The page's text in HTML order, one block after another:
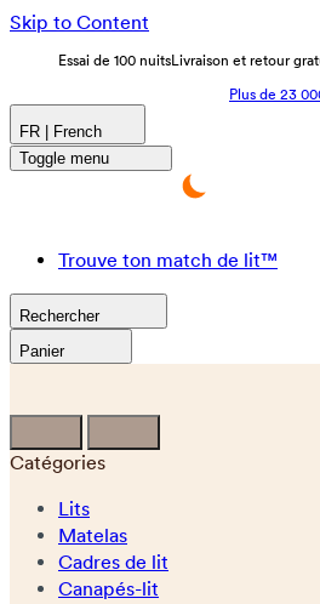
Skip to Content
Essai de 100 nuitsLivraison et retour
Plus de 23
FR | French
Toggle menu
Trouve ton match de lit™
Rechercher
Panier
Catégories
Lits
Matelas
Cadres de lit
Canapés-lit